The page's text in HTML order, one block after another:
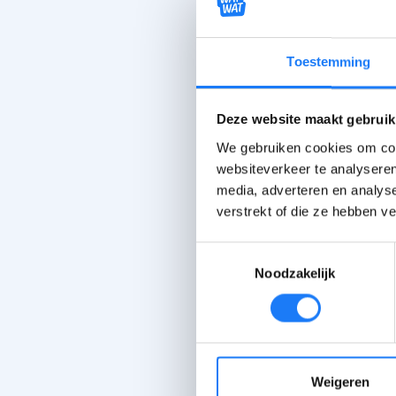
Toestemming
Deze website maakt
We gebruiken cookies om
websiteverkeer te
media, adverteren en
verstrekt of die ze hebben
Noodzakelijk
Weigeren